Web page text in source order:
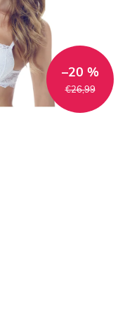
€26,99
–20 %